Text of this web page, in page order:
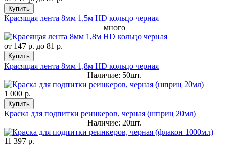
Купить
Красящая лента 8мм 1,5м HD кольцо черная
много
от 147 р. до 81 р.
Купить
Красящая лента 8мм 1,8м HD кольцо черная
Наличие: 50шт.
1 000 р.
Купить
Краска для подпитки реинкеров, черная (шприц 20мл)
Наличие: 20шт.
11 397 р.